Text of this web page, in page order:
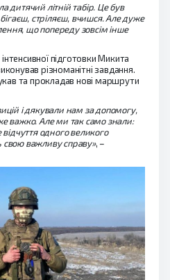
дитячий літній табір. Це був
стріляєш, вчишся. Але дуже
що попереду зовсім інше
підготовки Микита
різноманітні завдання.
та прокладав нові маршрути
і дякували нам за допомогу,
важко. Але ми так само знали:
одного великого
важливу справу», –